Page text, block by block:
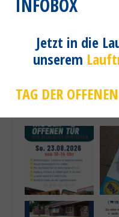
Der Sportverein
Jetzt in die
unserem
TAG DER